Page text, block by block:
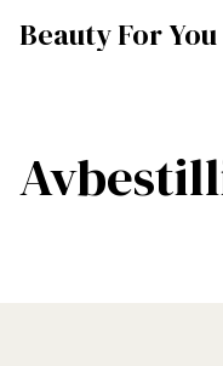
Beauty For